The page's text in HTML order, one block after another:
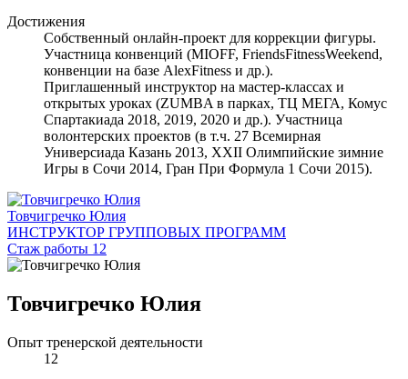
Достижения
Собственный онлайн-проект для коррекции фигуры.
Участница конвенций (MIOFF, FriendsFitnessWeekend,
конвенции на базе AlexFitness и др.).
Приглашенный инструктор на мастер-классах и
открытых уроках (ZUMBA в парках, ТЦ МЕГА, Комус
Спартакиада 2018, 2019, 2020 и др.). Участница
волонтерских проектов (в т.ч. 27 Всемирная
Универсиада Казань 2013, XXII Олимпийские зимние
Игры в Сочи 2014, Гран При Формула 1 Сочи 2015).
Товчигречко Юлия
ИНСТРУКТОР ГРУППОВЫХ ПРОГРАММ
Стаж работы 12
Товчигречко Юлия
Опыт тренерской деятельности
12